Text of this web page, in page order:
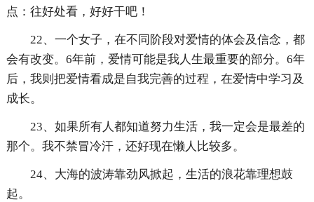
点：往好处看，好好干吧！
22、一个女子，在不同阶段对爱情的体会及信念，都
会有改变。6年前，爱情可能是我人生最重要的部分。6年
后，我则把爱情看成是自我完善的过程，在爱情中学习及
成长。
23、如果所有人都知道努力生活，我一定会是最差的
那个。我不禁冒冷汗，还好现在懒人比较多。
24、大海的波涛靠劲风掀起，生活的浪花靠理想鼓
起。